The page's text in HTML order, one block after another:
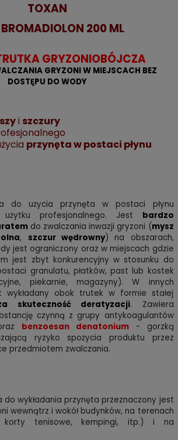
TOXAN
200 ML
GRYZONIOBÓJCZA
GRYZONI W MIEJSCACH BEZ
DOSTĘPU DO WODY
i szczury
przynęta w postaci płynu
użycia przynęta w postaci płynu
użytku profesjonalnego. Jest bardzo
do zwalczania inwazji gryzoni (mysz
, szczur wędrowny) na obszarach,
jest ograniczony oraz w miejscach gdzie
jest zbyt konkurencyjny w stosunku do
granulatu, płatków, past lub kostek
piekarnie, magazyny). W innych
wykładany obok trutek w formie stałej
skuteczność deratyzacji. Zawiera
czynną z grupy antykoagulantów
benzoesan denatonium- gorzką
ryzyko spożycia produktu przez
przedmiotem zwalczania.
wykładania przynęta przeznaczony jest
wewnątrz i wokół budynków, na terenach
korty tenisowe, kempingi, itp.) i na